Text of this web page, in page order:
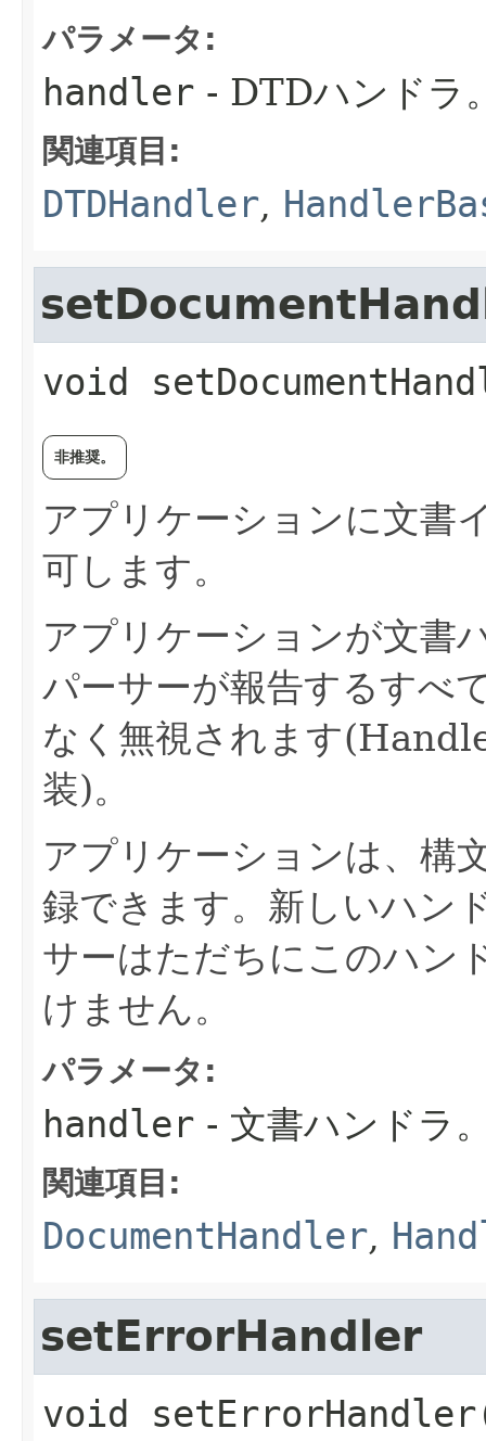
パラメータ:
handler - DTDハンドラ
関連項目:
DTDHandler,
void
非推奨。
アプリケーションに文書
可します。
アプリケーションが文書
パーサーが報告するすべ
なく無視されます
装)。
アプリケーションは、構
録できます。新しいハン
サーはただちにこのハン
けません。
パラメータ:
handler - 文書ハンドラ
関連項目:
DocumentHandler,
setErrorHandler
void setErrorHandler